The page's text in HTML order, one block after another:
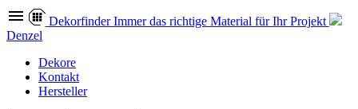
Dekorfinder Immer das richtige Material für Ihr Projekt
Denzel
Dekore
Kontakt
Hersteller